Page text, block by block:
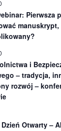
Pierwsza
i
– tradycja,
rozwój –
Otwarty –